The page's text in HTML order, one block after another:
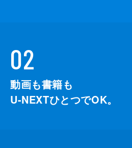
02
動画も書籍も
U-NEXTひとつでOK。